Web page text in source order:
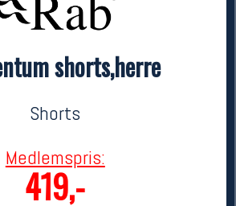
shorts,herre
Shorts
Medlemspris:
419,-
Rab
MEDLEM: